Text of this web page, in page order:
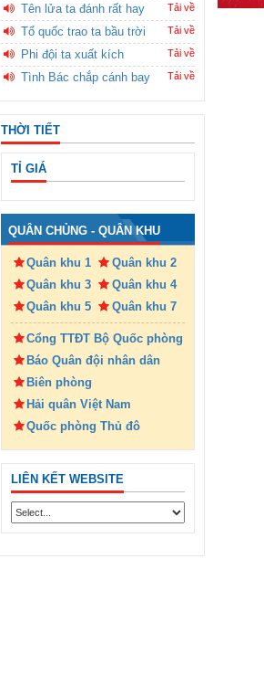
Tên lửa ta đánh rất hay Tải về
Tổ quốc trao ta bầu trời Tải về
Phi đội ta xuất kích Tải về
Tình Bác chắp cánh bay Tải về
THỜI TIẾT
TỈ GIÁ
QUÂN CHỦNG - QUÂN KHU
Quân khu 1
Quân khu 2
Quân khu 3
Quân khu 4
Quân khu 5
Quân khu 7
Cổng TTĐT Bộ Quốc phòng
Báo Quân đội nhân dân
Biên phòng
Hải quân Việt Nam
Quốc phòng Thủ đô
LIÊN KẾT WEBSITE